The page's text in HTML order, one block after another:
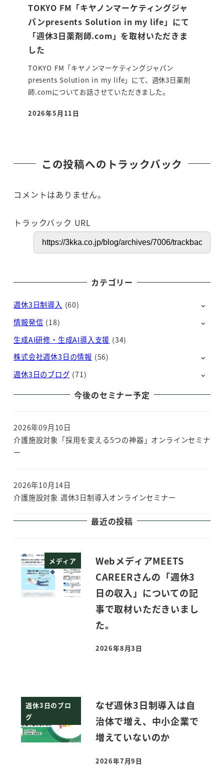
TOKYO FM「キヤノンマーケティングジャ
パンpresents Solution in my life」にて
「週休3日薬剤師.com」を取材いただきま
した
TOKYO FM「キヤノンマーケティングジャパン
presents Solution in my life」にて、週休3日薬剤
師.comについてお話させていただきました。
投稿日
2026年5月11日
この投稿へのトラックバック
コメントはありません。
トラックバック URL
カテゴリー
週休3日制導入 (60)
情報発信 (18)
生成AI研修・生成AI導入支援 (34)
株式会社週休3日の情報 (56)
週休3日のブログ (71)
今後のセミナー予定
2026年09月10日
介護施設対象「採用を変える5つの神器」オンラインセミナ
ー
2026年10月14日
介護施設対象 週休3日制導入オンラインセミナー
最近の投稿
メディア
WebメディアMEETS
CAREERさんの「週休3
日の収入」についての記
事で取材いただきいまし
た。
投稿日
2026年8月3日
週休3日のブロ
グ
なぜ週休3日制導入は自
治体で増え、中小企業で
増えていないのか
投稿日
2026年7月9日